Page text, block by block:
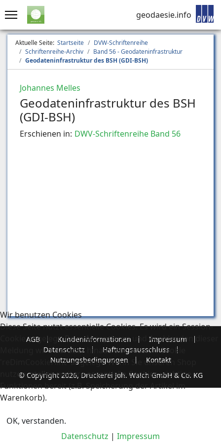
geodaesie.info
Aktuelle Seite: Startseite
DVW-Schriftenreihe
Schriftenreihe-Archiv
Band 56 - Geodateninfrastruktur
Geodateninfrastruktur des BSH (GDI-BSH)
Johannes Melles
Geodateninfrastruktur des BSH
(GDI-BSH)
Erschienen in: DWV-Schriftenreihe Band 56
AGB Kundeninformationen
Impressum
Datenschutz
Haftungsausschluss
Nutzungsbedingungen
Kontakt
© Copyright 2026, Druckerei Joh. Walch GmbH & Co. KG
Wir benutzen Cookies
Diese Seite nutzt essentielle Cookies. Es wird ein Session-
Cookie angelegt. Beim Akzeptieren und Ausblenden dieser
Meldung wird darüber hinaus der Session-Cookie
'reDimCookieHint' angelegt. Wenn Sie unseren Shop
nutzen, stellen weitere essentielle Cookies wichtige
Funktionen bereit (z.B. Speicherung der Artikel im
Warenkorb).
OK, verstanden.
Datenschutz | Impressum